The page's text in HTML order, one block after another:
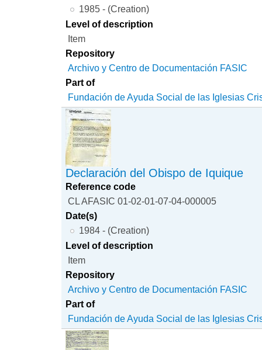
1985 - (Creation)
Level of description
Item
Repository
Archivo y Centro de Documentación FASIC
Part of
Fundación de Ayuda Social de las Iglesias
Declaración del Obispo de Iquique
Reference code
CL AFASIC 01-02-01-07-04-000005
Date(s)
1984 - (Creation)
Level of description
Item
Repository
Archivo y Centro de Documentación FASIC
Part of
Fundación de Ayuda Social de las Iglesias